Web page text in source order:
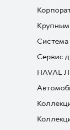
Система
Сервис
HAVAL